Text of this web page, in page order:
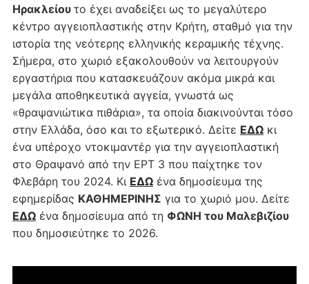
Ηρακλείου το έχει αναδείξει ως το μεγαλύτερο
κέντρο αγγειοπλαστικής στην Κρήτη, σταθμό για την
ιστορία της νεότερης ελληνικής κεραμικής τέχνης.
Σήμερα, στο χωριό εξακολουθούν να λειτουργούν
εργαστήρια που κατασκευάζουν ακόμα μικρά και
μεγάλα αποθηκευτικά αγγεία, γνωστά ως
«θραψανιώτικα πιθάρια», τα οποία διακινούνται τόσο
στην Ελλάδα, όσο και το εξωτερικό. Δείτε ΕΔΩκι
ένα υπέροχο ντοκιμαντέρ για την αγγειοπλαστική
στο Θραψανό από την ΕΡΤ 3 που παίχτηκε τον
Φλεβάρη του 2024. Κι ΕΔΩένα δημοσίευμα της
εφημερίδας ΚΑΘΗΜΕΡΙΝΗΣ για το χωριό μου. Δείτε
ΕΔΩένα δημοσίευμα από τη ΦΩΝΗ του Μαλεβιζίου
που δημοσιεύτηκε το 2026.